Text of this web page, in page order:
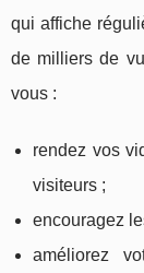
qui affiche
de milliers de
vous :
rendez vos
visiteurs ;
encouragez
améliorez